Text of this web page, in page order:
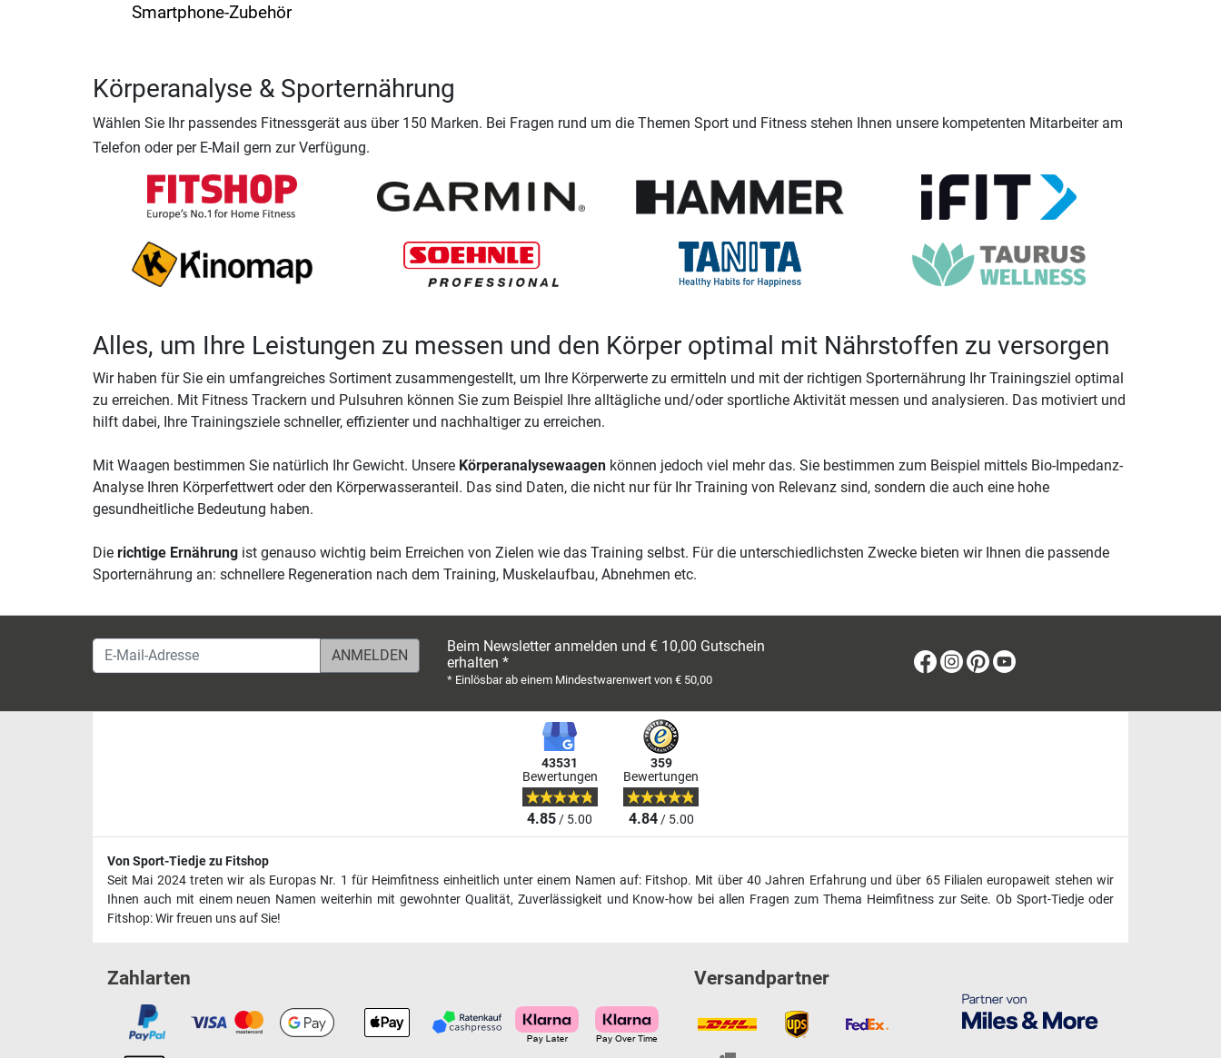
Smartphone-Zubehör
Körperanalyse & Sporternährung
Wählen Sie Ihr passendes Fitnessgerät aus über 150 Marken. Bei Fragen rund um die Themen Sport und Fitness stehen Ihnen unsere kompetenten Mitarbeiter am
Telefon oder per E-Mail gern zur Verfügung.
Alles, um Ihre Leistungen zu messen und den Körper optimal mit Nährstoffen zu versorgen
Wir haben für Sie ein umfangreiches Sortiment zusammengestellt, um Ihre Körperwerte zu ermitteln und mit der richtigen Sporternährung Ihr Trainingsziel optimal
zu erreichen. Mit Fitness Trackern und Pulsuhren können Sie zum Beispiel Ihre alltägliche und/oder sportliche Aktivität messen und analysieren. Das motiviert und
hilft dabei, Ihre Trainingsziele schneller, effizienter und nachhaltiger zu erreichen.
Mit Waagen bestimmen Sie natürlich Ihr Gewicht. Unsere Körperanalysewaagen können jedoch viel mehr das. Sie bestimmen zum Beispiel mittels Bio-Impedanz-
Analyse Ihren Körperfettwert oder den Körperwasseranteil. Das sind Daten, die nicht nur für Ihr Training von Relevanz sind, sondern die auch eine hohe
gesundheitliche Bedeutung haben.
Die richtige Ernährung ist genauso wichtig beim Erreichen von Zielen wie das Training selbst. Für die unterschiedlichsten Zwecke bieten wir Ihnen die passende
Sporternährung an: schnellere Regeneration nach dem Training, Muskelaufbau, Abnehmen etc.
E-Mail-Adresse
Beim Newsletter anmelden und € 10,00 Gutschein
erhalten *
* Einlösbar ab einem Mindestwarenwert von € 50,00
Facebook
Instagram
Pinterest
43531
Bewertungen
4.85/ 5.00
359
Bewertungen
4.84/ 5.00
Von Sport-Tiedje zu Fitshop
Seit Mai 2024 treten wir als Europas Nr. 1 für Heimfitness einheitlich unter einem Namen auf: Fitshop. Mit über 40 Jahren Erfahrung und über 65 Filialen europaweit stehen wir
Ihnen auch mit einem neuen Namen weiterhin mit gewohnter Qualität, Zuverlässigkeit und Know-how bei allen Fragen zum Thema Heimfitness zur Seite. Ob Sport-Tiedje oder
Fitshop: Wir freuen uns auf Sie!
Zahlarten Versandpartner